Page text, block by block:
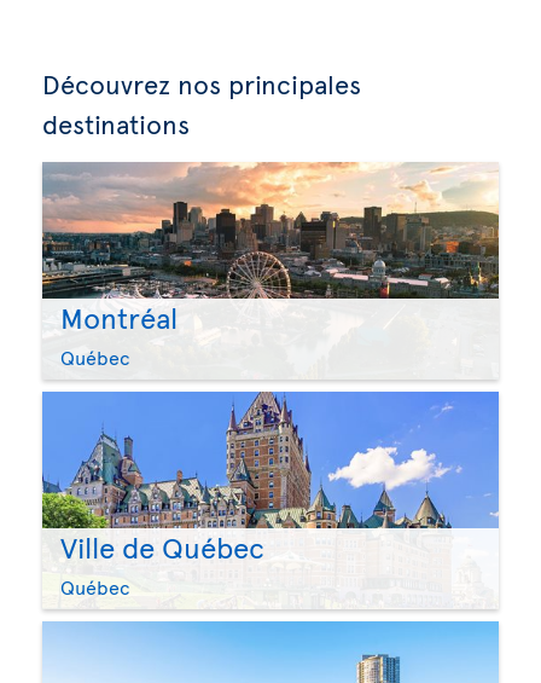
Découvrez nos principales
destinations
Montréal
Québec
Ville de Québec
Québec